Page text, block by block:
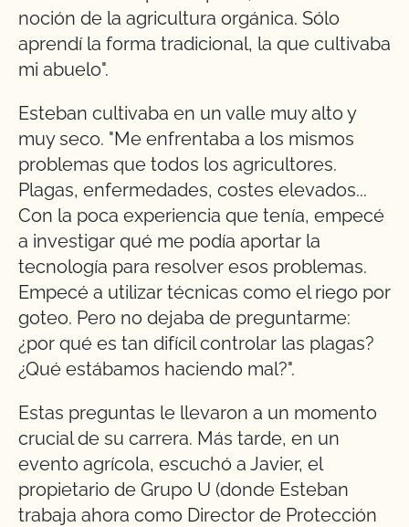
noción de la agricultura orgánica. Sólo
aprendí la forma tradicional, la que cultivaba
mi abuelo".
Esteban cultivaba en un valle muy alto y
muy seco. "Me enfrentaba a los mismos
problemas que todos los agricultores.
Plagas, enfermedades, costes elevados...
Con la poca experiencia que tenía, empecé
a investigar qué me podía aportar la
tecnología para resolver esos problemas.
Empecé a utilizar técnicas como el riego por
goteo. Pero no dejaba de preguntarme:
¿por qué es tan difícil controlar las plagas?
¿Qué estábamos haciendo mal?".
Estas preguntas le llevaron a un momento
crucial de su carrera. Más tarde, en un
evento agrícola, escuchó a Javier, el
propietario de Grupo U (donde Esteban
trabaja ahora como Director de Protección